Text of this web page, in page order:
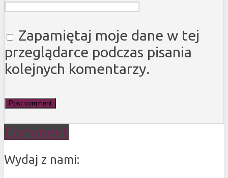
Zapamiętaj moje dane w tej
przeglądarce podczas pisania
kolejnych komentarzy.
Comment
Wydaj z nami: